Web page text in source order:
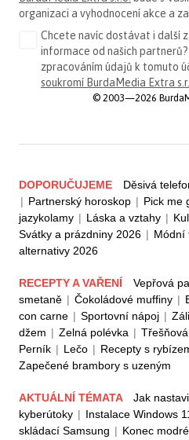
organizaci a vyhodnocení akce a
Chcete navíc dostávat i další
informace od našich
zpracováním údajů k tomuto
soukromí BurdaMedia Extra
© 2003—2026
DOPORUČUJEME Děsivá
| Partnerský horoskop | Pick me
jazykolamy | Láska a vztahy |
Svátky a prázdniny 2026 | Módní
alternativy 2026
RECEPTY A VAŘENÍ Vepřová
smetaně | Čokoládové muffiny |
con carne | Sportovní nápoj |
džem | Zelná polévka |
Perník | Lečo | Recepty s
Zapečené brambory s uzeným
AKTUÁLNÍ TÉMATA Jak
kyberútoky | Instalace Windows
skládací Samsung | Konec